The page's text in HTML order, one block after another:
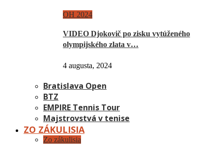
OH 2024
VIDEO Djokovič po zisku vytúženého
olympijského zlata v…
4 augusta, 2024
Bratislava Open
BTZ
EMPIRE Tennis Tour
Majstrovstvá v tenise
ZO ZÁKULISIA
Zo zákulisia